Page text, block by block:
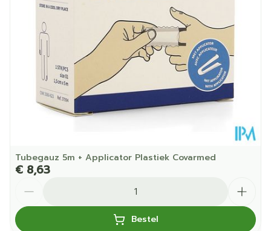
Tubegauz 5m + Applicator Plastiek Covarmed
€ 8,63
Bestel